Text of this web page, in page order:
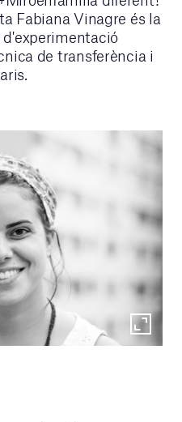
Fabiana Vinagre és la
de transferència i